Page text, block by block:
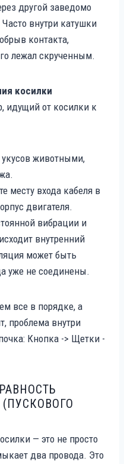
другой заведомо
внутри катушки
контакта,
лежал скрученным.
косилки
идущий от косилки к
животными,
месту входа кабеля в
двигателя.
вибрации и
внутренний
может быть
уже не соединены.
все в порядке, а
проблема внутри
Кнопка -> Щетки -
— это не просто
два провода. Это